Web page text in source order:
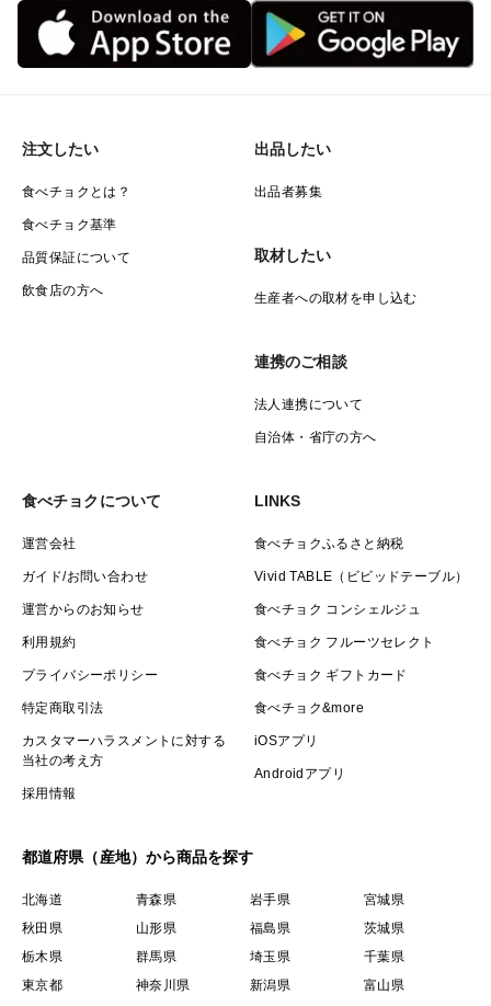
注文したい
食べチョクとは？
食べチョク基準
品質保証について
飲食店の方へ
出品したい
出品者募集
取材したい
生産者への取材を申し込む
連携のご相談
法人連携について
自治体・省庁の方へ
食べチョクについて
運営会社
ガイド/お問い合わせ
運営からのお知らせ
利用規約
プライバシーポリシー
特定商取引法
カスタマーハラスメントに対する
当社の考え方
採用情報
LINKS
食べチョクふるさと納税
Vivid TABLE（ビビッドテーブル）
食べチョク コンシェルジュ
食べチョク フルーツセレクト
食べチョク ギフトカード
食べチョク&more
iOSアプリ
Androidアプリ
都道府県（産地）から商品を探す
北海道 青森県 岩手県
宮城県
秋田県
山形県 福島県
茨城県
栃木県
群馬県 埼玉県
千葉県
東京都
神奈川県 新潟県
富山県